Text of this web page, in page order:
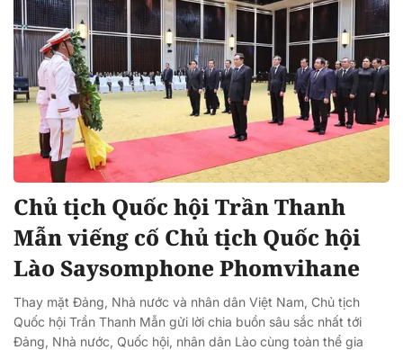
Chủ tịch Quốc hội Trần Thanh
Mẫn viếng cố Chủ tịch Quốc hội
Lào Saysomphone Phomvihane
Thay mặt Đảng, Nhà nước và nhân dân Việt Nam, Chủ tịch
Quốc hội Trần Thanh Mẫn gửi lời chia buồn sâu sắc nhất tới
Đảng, Nhà nước, Quốc hội, nhân dân Lào cùng toàn thể gia